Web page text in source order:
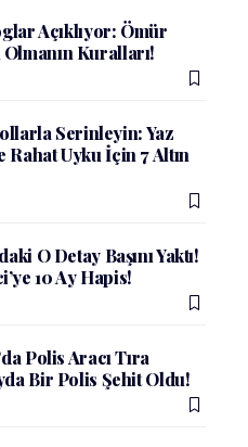
Açıklıyor: Ömür
Kuralları!
Serinleyin: Yaz
Rahat Uyku İçin 7 Altın
O Detay Başını Yaktı!
10 Ay Hapis!
Polis Aracı Tıra
Bir Polis Şehit Oldu!